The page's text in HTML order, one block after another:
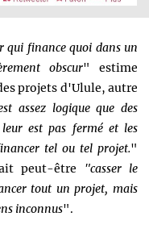
qui finance quoi dans un
obscur" estime
projets d'Ulule, autre
assez logique que des
est pas fermé et les
tel ou tel projet."
peut-être "casser le
tout un projet, mais
inconnus".